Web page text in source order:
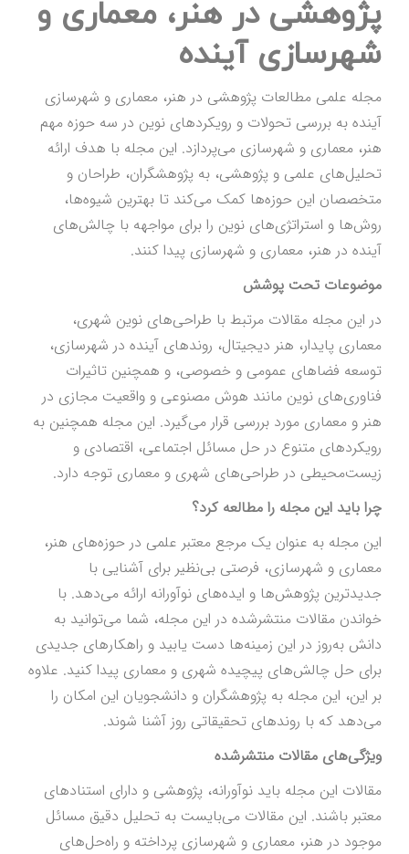
پژوهشی در هنر، معماری و
شهرسازی آینده
مجله علمی مطالعات پژوهشی در هنر، معماری و شهرسازی
آینده به بررسی تحولات و رویکردهای نوین در سه حوزه مهم
هنر، معماری و شهرسازی می‌پردازد. این مجله با هدف ارائه
تحلیل‌های علمی و پژوهشی، به پژوهشگران، طراحان و
متخصصان این حوزه‌ها کمک می‌کند تا بهترین شیوه‌ها،
روش‌ها و استراتژی‌های نوین را برای مواجهه با چالش‌های
آینده در هنر، معماری و شهرسازی پیدا کنند.
موضوعات تحت پوشش
در این مجله مقالات مرتبط با طراحی‌های نوین شهری،
معماری پایدار، هنر دیجیتال، روندهای آینده در شهرسازی،
توسعه فضاهای عمومی و خصوصی، و همچنین تاثیرات
فناوری‌های نوین مانند هوش مصنوعی و واقعیت مجازی در
هنر و معماری مورد بررسی قرار می‌گیرد. این مجله همچنین به
رویکردهای متنوع در حل مسائل اجتماعی، اقتصادی و
زیست‌محیطی در طراحی‌های شهری و معماری توجه دارد.
چرا باید این مجله را مطالعه کرد؟
این مجله به عنوان یک مرجع معتبر علمی در حوزه‌های هنر،
معماری و شهرسازی، فرصتی بی‌نظیر برای آشنایی با
جدیدترین پژوهش‌ها و ایده‌های نوآورانه ارائه می‌دهد. با
خواندن مقالات منتشرشده در این مجله، شما می‌توانید به
دانش به‌روز در این زمینه‌ها دست یابید و راهکارهای جدیدی
برای حل چالش‌های پیچیده شهری و معماری پیدا کنید. علاوه
بر این، این مجله به پژوهشگران و دانشجویان این امکان را
می‌دهد که با روندهای تحقیقاتی روز آشنا شوند.
ویژگی‌های مقالات منتشرشده
مقالات این مجله باید نوآورانه، پژوهشی و دارای استنادهای
معتبر باشند. این مقالات می‌بایست به تحلیل دقیق مسائل
موجود در هنر، معماری و شهرسازی پرداخته و راه‌حل‌های